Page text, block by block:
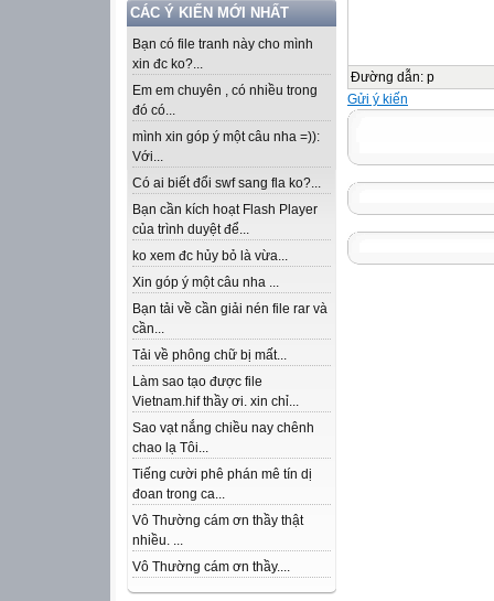
CÁC Ý KIẾN MỚI NHẤT
Bạn có file tranh này cho mình
xin đc ko?...
Em em chuyên , có nhiều trong
đó có...
mình xin góp ý một câu nha =)):
Với...
Có ai biết đổi swf sang fla ko?...
Bạn cần kích hoạt Flash Player
của trình duyệt để...
ko xem đc hủy bỏ là vừa...
Xin góp ý một câu nha ...
Bạn tải về cần giải nén file rar và
cần...
Tải về phông chữ bị mất...
Làm sao tạo được file
Vietnam.hif thầy ơi. xin chỉ...
Sao vạt nắng chiều nay chênh
chao lạ Tôi...
Tiếng cười phê phán mê tín dị
đoan trong ca...
Vô Thường cám ơn thầy thật
nhiều. ...
Vô Thường cám ơn thầy....
Đường dẫn: p
Gửi ý kiến